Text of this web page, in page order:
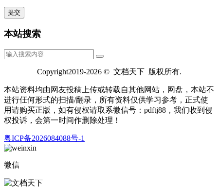
本站搜索
Copyright2019-2026 © 文档天下 版权所有.
本站资料均由网友投稿上传或转载自其他网站，网盘，本站不
进行仼何形式的扫描/翻录，所有资料仅供学习参考，正式使
用请购买正版，如有侵权请取系微信号：pdftj88，我们收到侵
权投诉，会第一时间作删除处理！
粤ICP备2026084088号-1
微信